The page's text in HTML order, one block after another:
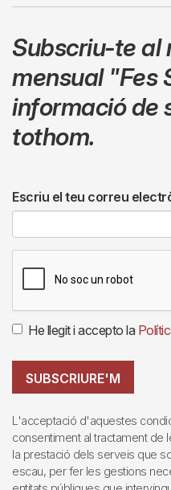
Subscriu-te al
mensual "Fes
informació de
tothom.
Escriu el teu correu
He llegit i accepto la
SUBSCRIURE'M
L'acceptació d'aquestes
consentiment al tractament
la prestació dels serveis que
escau, per fer les gestions